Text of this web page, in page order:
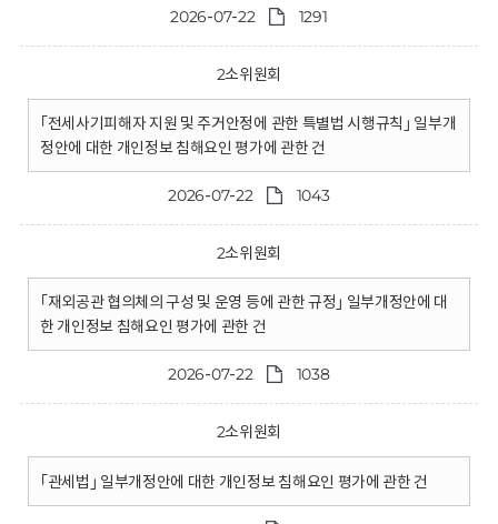
2026-07-22 1291
2소위원회
｢전세사기피해자 지원 및 주거안정에 관한 특별법 시행규칙｣ 일부개
정안에 대한 개인정보 침해요인 평가에 관한 건
2026-07-22 1043
2소위원회
｢재외공관 협의체의 구성 및 운영 등에 관한 규정｣ 일부개정안에 대
한 개인정보 침해요인 평가에 관한 건
2026-07-22 1038
2소위원회
｢관세법｣ 일부개정안에 대한 개인정보 침해요인 평가에 관한 건